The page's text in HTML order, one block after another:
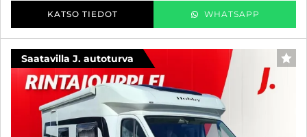
KATSO TIEDOT WHATSAPP
Saatavilla J. autoturva